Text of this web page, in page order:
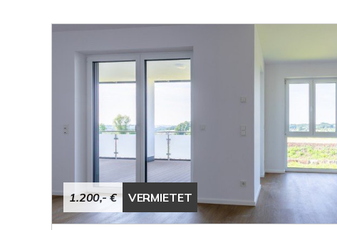
1.200,- € VERMIETET